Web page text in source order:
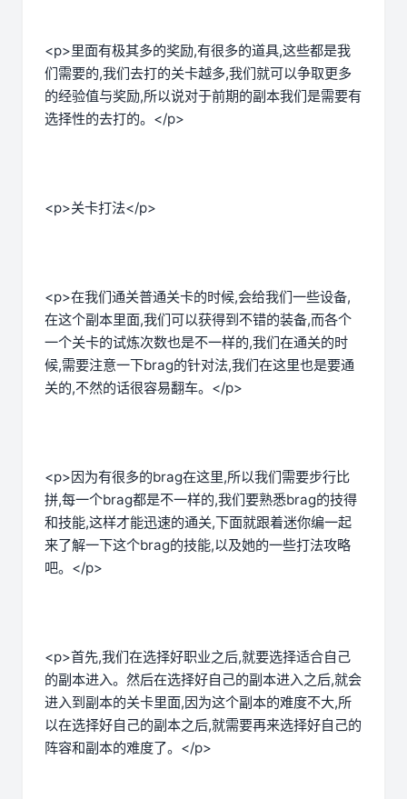
<p>里面有极其多的奖励,有很多的道具,这些都是我
们需要的,我们去打的关卡越多,我们就可以争取更多
的经验值与奖励,所以说对于前期的副本我们是需要有
选择性的去打的。</p>
<p>关卡打法</p>
<p>在我们通关普通关卡的时候,会给我们一些设备,
在这个副本里面,我们可以获得到不错的装备,而各个
一个关卡的试炼次数也是不一样的,我们在通关的时
候,需要注意一下brag的针对法,我们在这里也是要通
关的,不然的话很容易翻车。</p>
<p>因为有很多的brag在这里,所以我们需要步行比
拼,每一个brag都是不一样的,我们要熟悉brag的技得
和技能,这样才能迅速的通关,下面就跟着迷你编一起
来了解一下这个brag的技能,以及她的一些打法攻略
吧。</p>
<p>首先,我们在选择好职业之后,就要选择适合自己
的副本进入。然后在选择好自己的副本进入之后,就会
进入到副本的关卡里面,因为这个副本的难度不大,所
以在选择好自己的副本之后,就需要再来选择好自己的
阵容和副本的难度了。</p>